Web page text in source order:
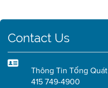
Contact Us
Thông Tin Tổng Quát
415 749-4900